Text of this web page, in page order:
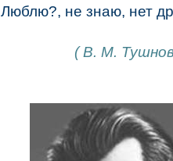
Люблю?, не знаю, нет
( В. М.